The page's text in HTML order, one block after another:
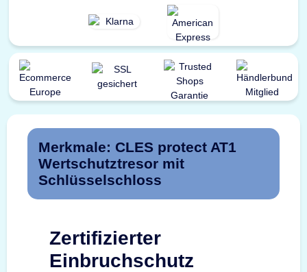
Merkmale: CLES protect AT1
Wertschutztresor mit
Schlüsselschloss
Zertifizierter
Einbruchschutz